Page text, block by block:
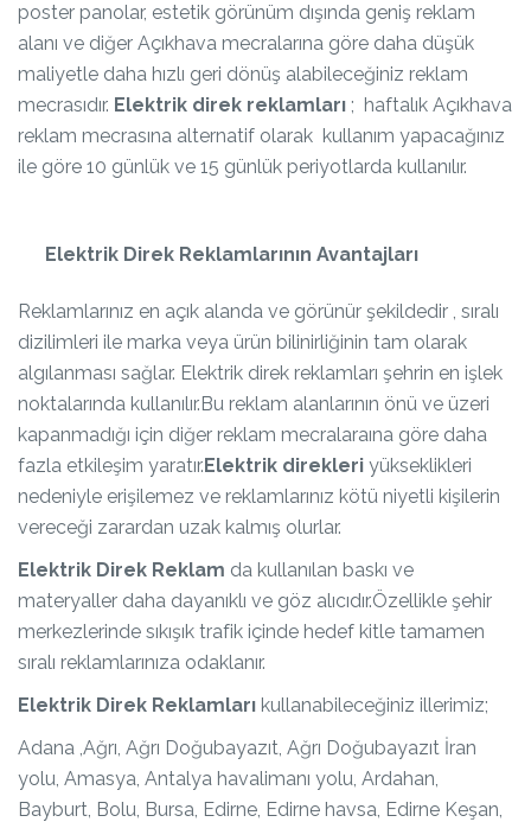
poster panolar, estetik görünüm dışında geniş reklam
alanı ve diğer Açıkhava mecralarına göre daha düşük
maliyetle daha hızlı geri dönüş alabileceğiniz reklam
mecrasıdır. Elektrik direk reklamları ; haftalık Açıkhava
reklam mecrasına alternatif olarak kullanım yapacağınız
ile göre 10 günlük ve 15 günlük periyotlarda kullanılır.
Elektrik Direk Reklamlarının Avantajları
Reklamlarınız en açık alanda ve görünür şekildedir , sıralı
dizilimleri ile marka veya ürün bilinirliğinin tam olarak
algılanması sağlar. Elektrik direk reklamları şehrin en işlek
noktalarında kullanılır.Bu reklam alanlarının önü ve üzeri
kapanmadığı için diğer reklam mecralaraına göre daha
fazla etkileşim yaratır.Elektrik direkleri yükseklikleri
nedeniyle erişilemez ve reklamlarınız kötü niyetli kişilerin
vereceği zarardan uzak kalmış olurlar.
Elektrik Direk Reklam da kullanılan baskı ve
materyaller daha dayanıklı ve göz alıcıdır.Özellikle şehir
merkezlerinde sıkışık trafik içinde hedef kitle tamamen
sıralı reklamlarınıza odaklanır.
Elektrik Direk Reklamları kullanabileceğiniz illerimiz;
Adana ,Ağrı, Ağrı Doğubayazıt, Ağrı Doğubayazıt İran
yolu, Amasya, Antalya havalimanı yolu, Ardahan,
Bayburt, Bolu, Bursa, Edirne, Edirne havsa, Edirne Keşan,